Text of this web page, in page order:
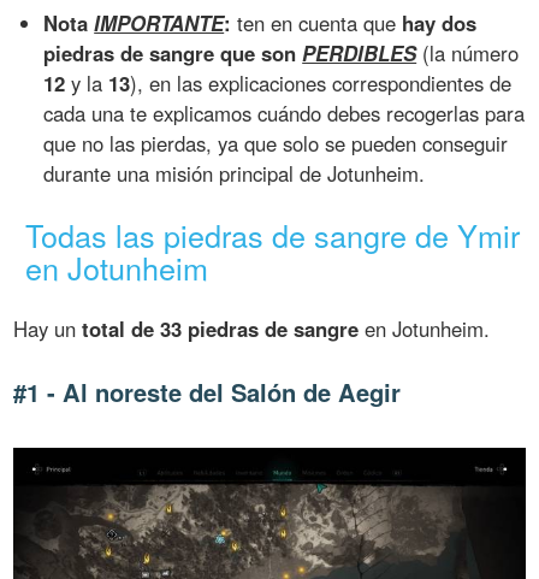
NotaIMPORTANTE: ten en cuenta que hay dos
piedras de sangre que sonPERDIBLES(la número
12 y la 13), en las explicaciones correspondientes de
cada una te explicamos cuándo debes recogerlas para
que no las pierdas, ya que solo se pueden conseguir
durante una misión principal de Jotunheim.
Todas las piedras de sangre de Ymir
en Jotunheim
Hay untotal de 33 piedras de sangre en Jotunheim.
#1 - Al noreste del Salón de Aegir